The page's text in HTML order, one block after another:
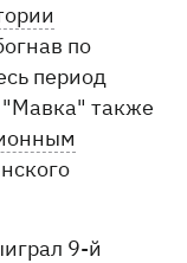
по
период
"Мавка" также
9-й